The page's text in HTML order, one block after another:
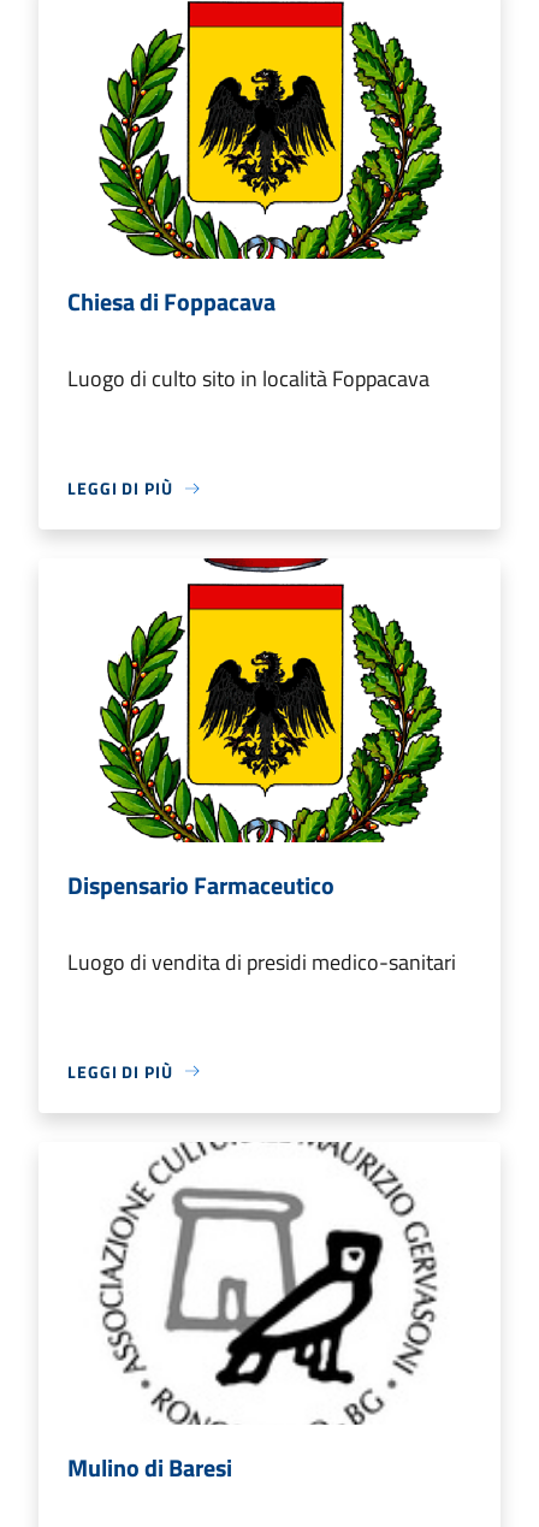
Chiesa di Foppacava
Luogo di culto sito in località Foppacava
LEGGI DI PIÙ
Dispensario Farmaceutico
Luogo di vendita di presidi medico-sanitari
LEGGI DI PIÙ
Mulino di Baresi